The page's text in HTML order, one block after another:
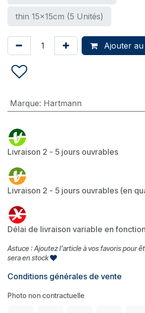
thin 15x15cm (5 Unités)
Ajouter
Marque: Hartmann
Livraison 2 - 5 jours ouvrables
Livraison 2 - 5 jours ouvrables (en
Délai de livraison variable en
Astuce : Ajoutez l'article à vos favoris pour
sera en stock
Conditions générales de vente
Photo non contractuelle